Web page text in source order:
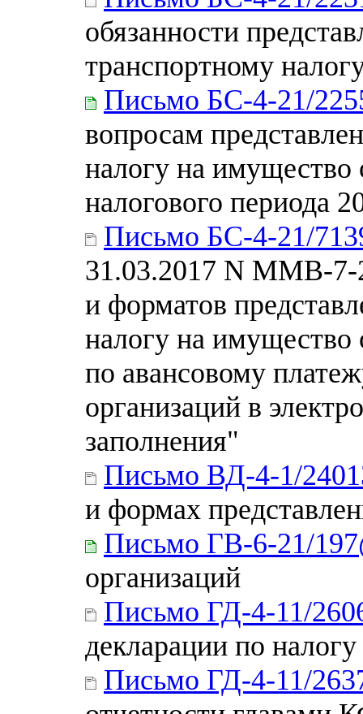
обязанности
транспортному
Письмо БС-4-21/
вопросам
налогу на имущество
налогового периода
Письмо БС-4-21/
31.03.2017 N ММВ-7-
и форматов
налогу на имущество
по авансовому
организаций в
заполнения"
Письмо ВД-4-1/
и формах
Письмо ГВ-6-21/
организаций
Письмо ГД-4-11/
декларации по
Письмо ГД-4-11/